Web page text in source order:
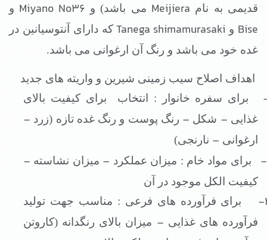
قدیمی به نامMeijieraمی باشد) وMiyano No36و
BiseوTanega shimamurasakiکه دارای آنتوسیانین در
غده خود می باشد و رنگ آن ارغوانی می باشد.
اهداف اصلاح سیب زمینی شیرین و واریته های جدید
برای سفره خانوار : انتخاب
برای کیفیت بالای
غذایی –شکل –رنگ پوست و رنگ غده تازه (زرد–
ارغوانی–نارنجی)
برای مواد خام : میزان عملکرد–میزان نشاسته–
کیفیت الکل موجود در آن
برای فرآورده های فرعی : مناسب جهت تولید
فرآورده های غذایی–میزان بالای رنگدانه (کاروتن